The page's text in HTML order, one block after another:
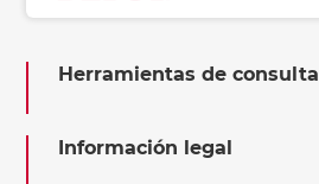
Herramientas de consulta
Información legal